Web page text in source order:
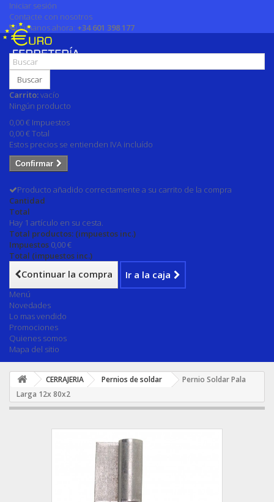
Iniciar sesión
Contacte con nosotros
Llámanos ahora: +34 601 398 177
Buscar
Carrito:vacío
Ningún producto
0,00 € Impuestos
0,00 €Total
Estos precios se entienden IVA incluído
Confirmar
Producto añadido correctamente a su carrito de la compra
Cantidad
Total
Hay 1 artículo en su cesta.
Total productos: (impuestos inc.)
Impuestos 0,00 €
Total (impuestos inc.)
Continuar la compra Ir a la caja
Menú
Novedades
Lo mas vendido
Promociones
Quienes somos
Mapa del sitio
CERRAJERIA Pernios de soldar
Pernio Soldar Pala
Larga 12x 80x2